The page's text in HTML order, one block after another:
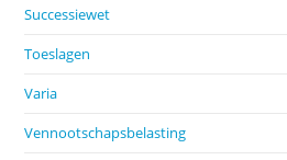
Successiewet
Toeslagen
Varia
Vennootschapsbelasting